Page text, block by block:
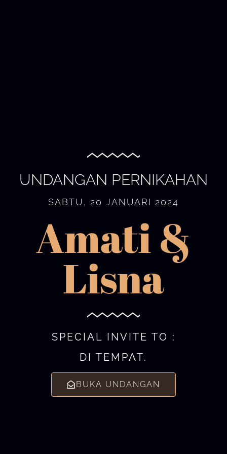
UNDANGAN PERNIKAHAN
SABTU, 20 JANUARI 2024
Amati &
Lisna
SPECIAL INVITE TO :
DI TEMPAT.
BUKA UNDANGAN